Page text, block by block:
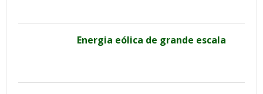
Energia eólica de grande escala